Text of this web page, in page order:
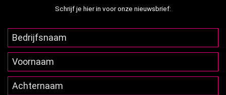
Schrijf je hier in voor onze nieuwsbrief: